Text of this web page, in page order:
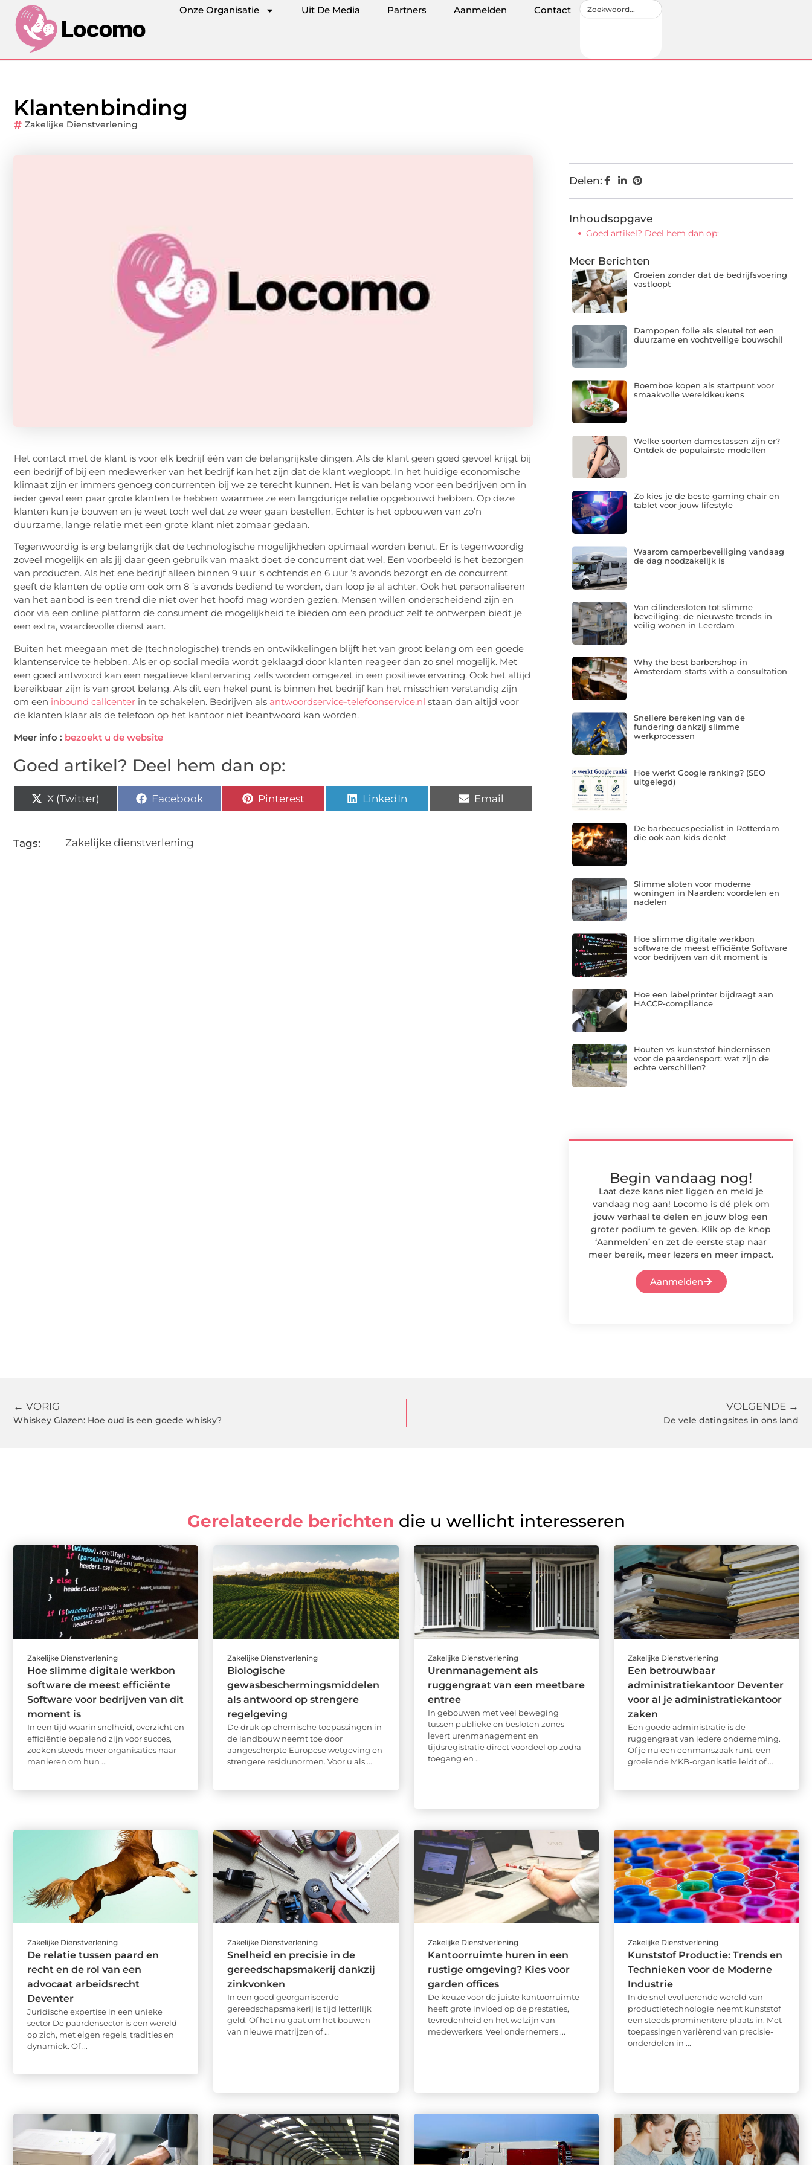
Onze Organisatie Uit De Media Partners Aanmelden Contact
Klantenbinding
Zakelijke Dienstverlening
Het contact met de klant is voor elk bedrijf één van de belangrijkste dingen. Als de klant geen goed gevoel krijgt bij
een bedrijf of bij een medewerker van het bedrijf kan het zijn dat de klant wegloopt. In het huidige economische
klimaat zijn er immers genoeg concurrenten bij we ze terecht kunnen. Het is van belang voor een bedrijven om in
ieder geval een paar grote klanten te hebben waarmee ze een langdurige relatie opgebouwd hebben. Op deze
klanten kun je bouwen en je weet toch wel dat ze weer gaan bestellen. Echter is het opbouwen van zo’n
duurzame, lange relatie met een grote klant niet zomaar gedaan.
Tegenwoordig is erg belangrijk dat de technologische mogelijkheden optimaal worden benut. Er is tegenwoordig
zoveel mogelijk en als jij daar geen gebruik van maakt doet de concurrent dat wel. Een voorbeeld is het bezorgen
van producten. Als het ene bedrijf alleen binnen 9 uur ’s ochtends en 6 uur ’s avonds bezorgt en de concurrent
geeft de klanten de optie om ook om 8 ’s avonds bediend te worden, dan loop je al achter. Ook het personaliseren
van het aanbod is een trend die niet over het hoofd mag worden gezien. Mensen willen onderscheidend zijn en
door via een online platform de consument de mogelijkheid te bieden om een product zelf te ontwerpen biedt je
een extra, waardevolle dienst aan.
Buiten het meegaan met de (technologische) trends en ontwikkelingen blijft het van groot belang om een goede
klantenservice te hebben. Als er op social media wordt geklaagd door klanten reageer dan zo snel mogelijk. Met
een goed antwoord kan een negatieve klantervaring zelfs worden omgezet in een positieve ervaring. Ook het altijd
bereikbaar zijn is van groot belang. Als dit een hekel punt is binnen het bedrijf kan het misschien verstandig zijn
om een inbound callcenter in te schakelen. Bedrijven als antwoordservice-telefoonservice.nl staan dan altijd voor
de klanten klaar als de telefoon op het kantoor niet beantwoord kan worden.
Meer info : bezoekt u de website
Goed artikel? Deel hem dan op:
X (Twitter) Facebook Pinterest LinkedIn Email
Tags: Zakelijke dienstverlening
Delen:
Inhoudsopgave
Goed artikel? Deel hem dan op:
Meer Berichten
Groeien zonder dat de bedrijfsvoering
vastloopt
Dampopen folie als sleutel tot een
duurzame en vochtveilige bouwschil
Boemboe kopen als startpunt voor
smaakvolle wereldkeukens
Welke soorten damestassen zijn er?
Ontdek de populairste modellen
Zo kies je de beste gaming chair en
tablet voor jouw lifestyle
Waarom camperbeveiliging vandaag
de dag noodzakelijk is
Van cilindersloten tot slimme
beveiliging: de nieuwste trends in
veilig wonen in Leerdam
Why the best barbershop in
Amsterdam starts with a consultation
Snellere berekening van de
fundering dankzij slimme
werkprocessen
Hoe werkt Google ranking? (SEO
uitgelegd)
De barbecuespecialist in Rotterdam
die ook aan kids denkt
Slimme sloten voor moderne
woningen in Naarden: voordelen en
nadelen
Hoe slimme digitale werkbon
software de meest efficiënte Software
voor bedrijven van dit moment is
Hoe een labelprinter bijdraagt aan
HACCP-compliance
Houten vs kunststof hindernissen
voor de paardensport: wat zijn de
echte verschillen?
Begin vandaag nog!
Laat deze kans niet liggen en meld je
vandaag nog aan! Locomo is dé plek om
jouw verhaal te delen en jouw blog een
groter podium te geven. Klik op de knop
‘Aanmelden’ en zet de eerste stap naar
meer bereik, meer lezers en meer impact.
Aanmelden
← VORIG
Whiskey Glazen: Hoe oud is een goede whisky?
VOLGENDE →
De vele datingsites in ons land
Gerelateerde berichten die u wellicht interesseren
Zakelijke Dienstverlening
Hoe slimme digitale werkbon
software de meest efficiënte
Software voor bedrijven van dit
moment is
In een tijd waarin snelheid, overzicht en
efficiëntie bepalend zijn voor succes,
zoeken steeds meer organisaties naar
manieren om hun ...
Zakelijke Dienstverlening
Biologische
gewasbeschermingsmiddelen
als antwoord op strengere
regelgeving
De druk op chemische toepassingen in
de landbouw neemt toe door
aangescherpte Europese wetgeving en
strengere residunormen. Voor u als ...
Zakelijke Dienstverlening
Urenmanagement als
ruggengraat van een meetbare
entree
In gebouwen met veel beweging
tussen publieke en besloten zones
levert urenmanagement en
tijdsregistratie direct voordeel op zodra
toegang en ...
Zakelijke Dienstverlening
Een betrouwbaar
administratiekantoor Deventer
voor al je administratiekantoor
zaken
Een goede administratie is de
ruggengraat van iedere onderneming.
Of je nu een eenmanszaak runt, een
groeiende MKB-organisatie leidt of ...
Zakelijke Dienstverlening
De relatie tussen paard en
recht en de rol van een
advocaat arbeidsrecht
Deventer
Juridische expertise in een unieke
sector De paardensector is een wereld
op zich, met eigen regels, tradities en
dynamiek. Of ...
Zakelijke Dienstverlening
Snelheid en precisie in de
gereedschapsmakerij dankzij
zinkvonken
In een goed georganiseerde
gereedschapsmakerij is tijd letterlijk
geld. Of het nu gaat om het bouwen
van nieuwe matrijzen of ...
Zakelijke Dienstverlening
Kantoorruimte huren in een
rustige omgeving? Kies voor
garden offices
De keuze voor de juiste kantoorruimte
heeft grote invloed op de prestaties,
tevredenheid en het welzijn van
medewerkers. Veel ondernemers ...
Zakelijke Dienstverlening
Kunststof Productie: Trends en
Technieken voor de Moderne
Industrie
In de snel evoluerende wereld van
productietechnologie neemt kunststof
een steeds prominentere plaats in. Met
toepassingen variërend van precisie-
onderdelen in ...